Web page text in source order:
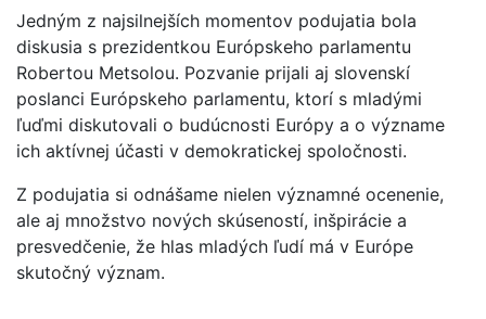
Jedným z najsilnejších momentov podujatia bola
diskusia s prezidentkou Európskeho parlamentu
Robertou Metsolou. Pozvanie prijali aj slovenskí
poslanci Európskeho parlamentu, ktorí s mladými
ľuďmi diskutovali o budúcnosti Európy a o význame
ich aktívnej účasti v demokratickej spoločnosti.
Z podujatia si odnášame nielen významné ocenenie,
ale aj množstvo nových skúseností, inšpirácie a
presvedčenie, že hlas mladých ľudí má v Európe
skutočný význam.